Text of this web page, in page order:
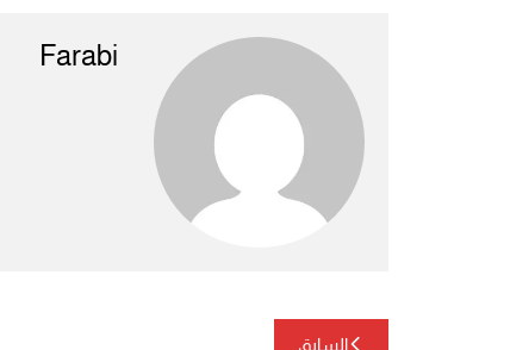
Farabi
تصفّح
السابق